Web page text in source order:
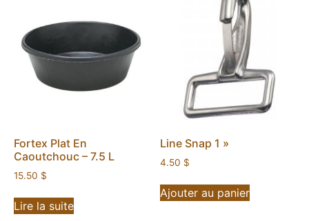
Fortex Plat En
Caoutchouc – 7.5 L
15.50 $
Lire la suite
Line Snap 1 »
4.50 $
Ajouter au panier